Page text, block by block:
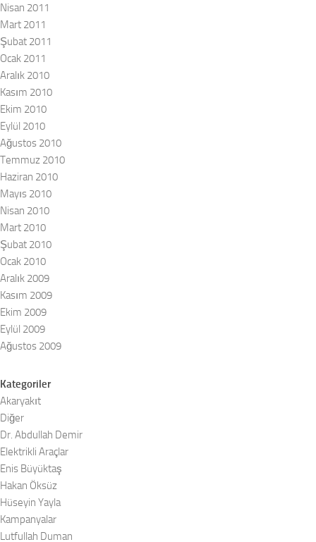
Nisan 2011
Mart 2011
Şubat 2011
Ocak 2011
Aralık 2010
Kasım 2010
Ekim 2010
Eylül 2010
Ağustos 2010
Temmuz 2010
Haziran 2010
Mayıs 2010
Nisan 2010
Mart 2010
Şubat 2010
Ocak 2010
Aralık 2009
Kasım 2009
Ekim 2009
Eylül 2009
Ağustos 2009
Kategoriler
Akaryakıt
Diğer
Dr. Abdullah Demir
Elektrikli Araçlar
Enis Büyüktaş
Hakan Öksüz
Hüseyin Yayla
Kampanyalar
Lutfullah Duman